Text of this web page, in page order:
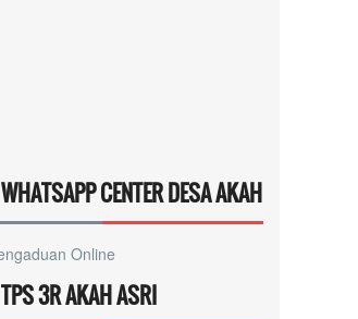
WHATSAPP CENTER DESA AKAH
TPS 3R AKAH ASRI